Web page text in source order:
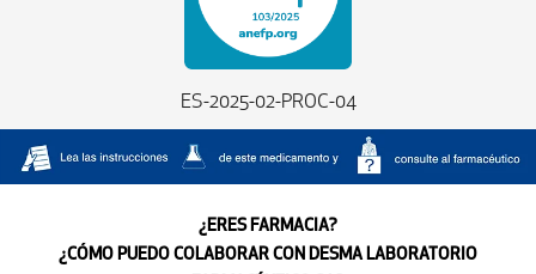
ES-2025-02-PROC-04
¿ERES FARMACIA?
¿CÓMO PUEDO COLABORAR CON DESMA LABORATORIO